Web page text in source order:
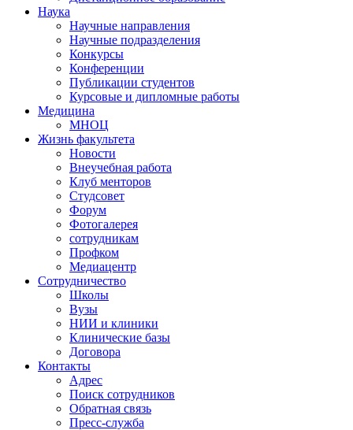
Наука
Научные направления
Научные подразделения
Конкурсы
Конференции
Публикации студентов
Курсовые и дипломные работы
Медицина
МНОЦ
Жизнь факультета
Новости
Внеучебная работа
Клуб менторов
Студсовет
Форум
Фотогалерея
сотрудникам
Профком
Медиацентр
Сотрудничество
Школы
Вузы
НИИ и клиники
Клинические базы
Договора
Контакты
Адрес
Поиск сотрудников
Обратная связь
Пресс-служба